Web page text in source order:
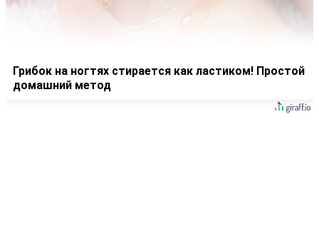
Грибок на ногтях стирается как ластиком! Простой
домашний метод